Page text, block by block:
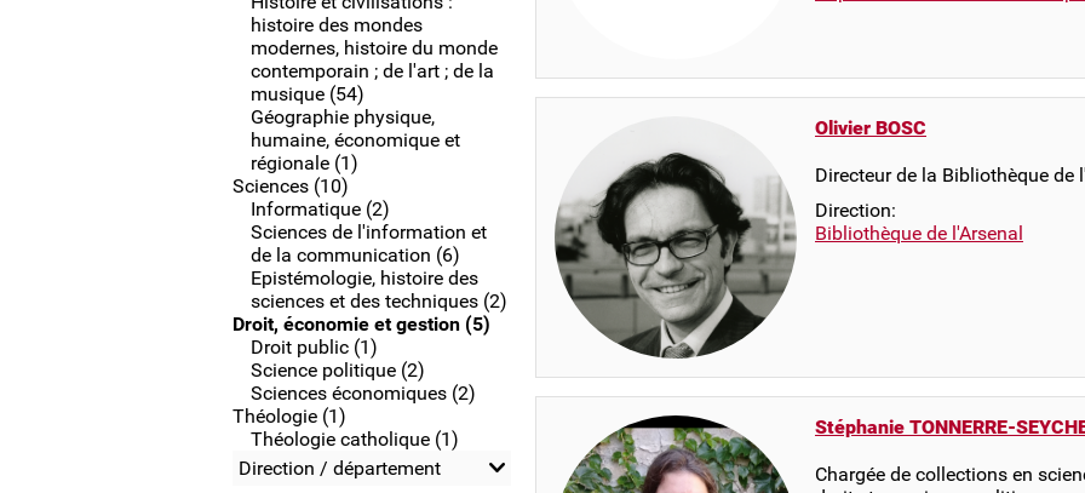
histoire des mondes
modernes, histoire du monde
contemporain ; de l'art ; de la
musique (54)
Géographie physique,
humaine, économique et
régionale (1)
Sciences (10)
Informatique (2)
Sciences de l'information et
de la communication (6)
Epistémologie, histoire des
sciences et des techniques (2)
Droit, économie et gestion (5)
Droit public (1)
Science politique (2)
Sciences économiques (2)
Théologie (1)
Théologie catholique (1)
Direction / département
Olivier BOSC
Directeur de la Bibliothèque de
Direction:
Bibliothèque de l'Arsenal
Stéphanie TONNERRE-
Chargée de collections en